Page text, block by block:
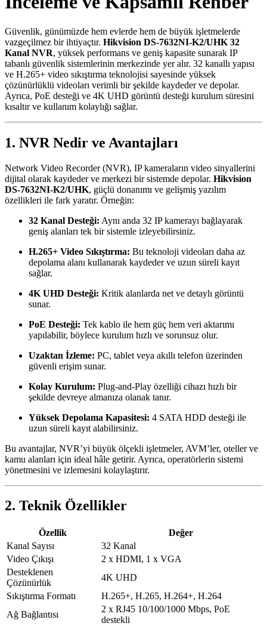
Güvenlik, günümüzde hem evlerde hem de büyük işletmelerde
vazgeçilmez bir ihtiyaçtır. Hikvision DS-7632NI-K2/UHK 32
Kanal NVR, yüksek performans ve geniş kapasite sunarak IP
tabanlı güvenlik sistemlerinin merkezinde yer alır. 32 kanallı yapısı
ve H.265+ video sıkıştırma teknolojisi sayesinde yüksek
çözünürlüklü videoları verimli bir şekilde kaydeder ve depolar.
Ayrıca, PoE desteği ve 4K UHD görüntü desteği kurulum süresini
kısaltır ve kullanım kolaylığı sağlar.
1. NVR Nedir ve Avantajları
Network Video Recorder (NVR), IP kameraların video sinyallerini
dijital olarak kaydeder ve merkezi bir sistemde depolar. Hikvision
DS-7632NI-K2/UHK, güçlü donanımı ve gelişmiş yazılım
özellikleri ile fark yaratır. Örneğin:
32 Kanal Desteği: Aynı anda 32 IP kamerayı bağlayarak
geniş alanları tek bir sistemle izleyebilirsiniz.
H.265+ Video Sıkıştırma: Bu teknoloji videoları daha az
depolama alanı kullanarak kaydeder ve uzun süreli kayıt
sağlar.
4K UHD Desteği: Kritik alanlarda net ve detaylı görüntü
sunar.
PoE Desteği: Tek kablo ile hem güç hem veri aktarımı
yapılabilir, böylece kurulum hızlı ve sorunsuz olur.
Uzaktan İzleme: PC, tablet veya akıllı telefon üzerinden
güvenli erişim sunar.
Kolay Kurulum: Plug-and-Play özelliği cihazı hızlı bir
şekilde devreye almanıza olanak tanır.
Yüksek Depolama Kapasitesi: 4 SATA HDD desteği ile
uzun süreli kayıt alabilirsiniz.
Bu avantajlar, NVR’yi büyük ölçekli işletmeler, AVM’ler, oteller ve
kamu alanları için ideal hâle getirir. Ayrıca, operatörlerin sistemi
yönetmesini ve izlemesini kolaylaştırır.
2. Teknik Özellikler
Özellik
Değer
Kanal Sayısı
32 Kanal
Video Çıkışı
2 x HDMI, 1 x VGA
Desteklenen
Çözünürlük
4K UHD
Sıkıştırma Formatı
H.265+, H.265, H.264+, H.264
Ağ Bağlantısı
2 x RJ45 10/100/1000 Mbps, PoE
destekli